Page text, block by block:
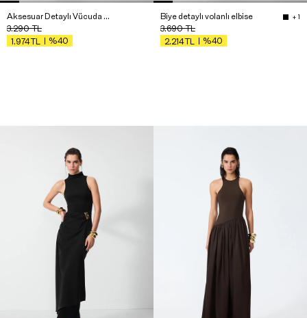
Aksesuar Detaylı Vücuda Oturan Maxi Elbise
3.290TL
1.974TL %40
Biye detaylı volanlı elbise + 1
3.690TL
2.214TL %40